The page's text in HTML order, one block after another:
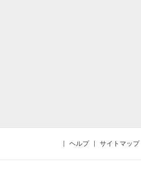
ヘルプ サイトマップ